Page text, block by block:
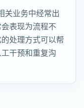
关业务中经常出
表现为流程不
处理方式可以帮
干预和重复沟